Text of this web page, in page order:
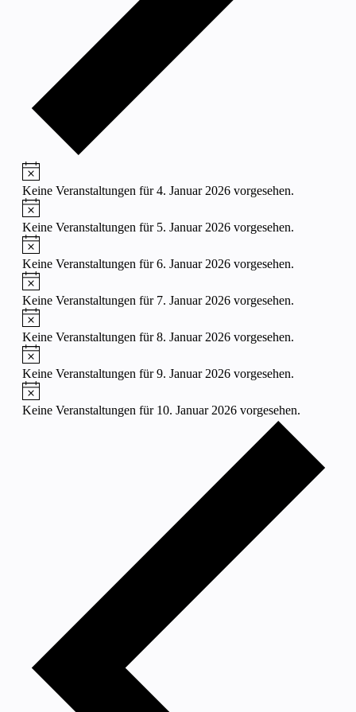
Hinweis
Keine Veranstaltungen für 4. Januar 2026 vorgesehen.
Hinweis
Keine Veranstaltungen für 5. Januar 2026 vorgesehen.
Hinweis
Keine Veranstaltungen für 6. Januar 2026 vorgesehen.
Hinweis
Keine Veranstaltungen für 7. Januar 2026 vorgesehen.
Hinweis
Keine Veranstaltungen für 8. Januar 2026 vorgesehen.
Hinweis
Keine Veranstaltungen für 9. Januar 2026 vorgesehen.
Hinweis
Keine Veranstaltungen für 10. Januar 2026 vorgesehen.